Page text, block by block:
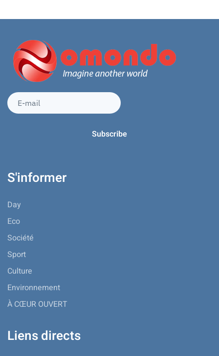
S'informer
Day
Eco
Société
Sport
Culture
Environnement
À CŒUR OUVERT
Liens directs